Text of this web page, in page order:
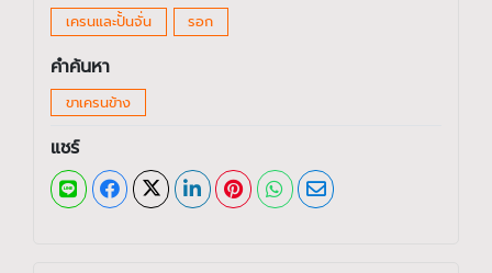
เครนและปั้นจั่น รอก
คำค้นหา
ขาเครนข้าง
แชร์